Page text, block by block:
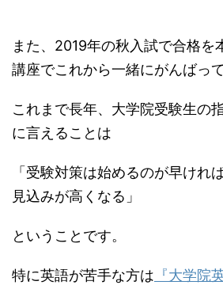
また、2019年の秋入試で合格を
講座でこれから一緒にがんばっ
これまで長年、大学院受験生の
に言えることは
「受験対策は始めるのが早けれ
見込みが高くなる」
ということです。
特に英語が苦手な方は 『大学